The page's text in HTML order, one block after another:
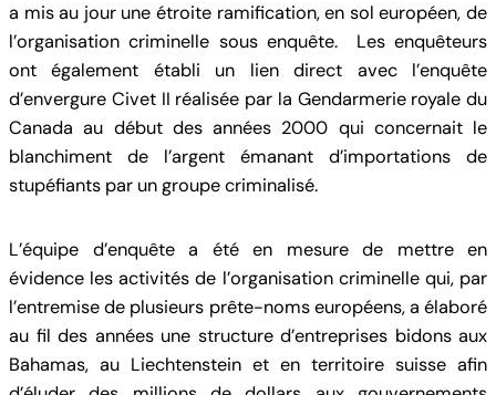
a mis au jour une étroite ramification, en sol européen, de
l’organisation criminelle sous enquête. Les enquêteurs
ont également établi un lien direct avec l’enquête
d’envergure Civet II réalisée par la Gendarmerie royale du
Canada au début des années 2000 qui concernait le
blanchiment de l’argent émanant d’importations de
stupéfiants par un groupe criminalisé.
L’équipe d’enquête a été en mesure de mettre en
évidence les activités de l’organisation criminelle qui, par
l’entremise de plusieurs prête-noms européens, a élaboré
au fil des années une structure d’entreprises bidons aux
Bahamas, au Liechtenstein et en territoire suisse afin